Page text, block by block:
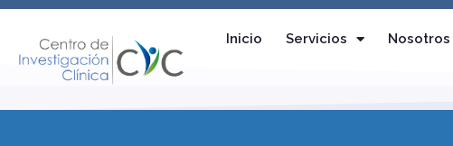
Inicio Servicios Nosotros